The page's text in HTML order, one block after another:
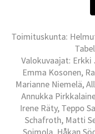
Toimituskunta:
Valokuvaajat:
Emma Kosonen,
Marianne Niemelä,
Annukka
Irene Räty, Teppo
Schafroth, Matti